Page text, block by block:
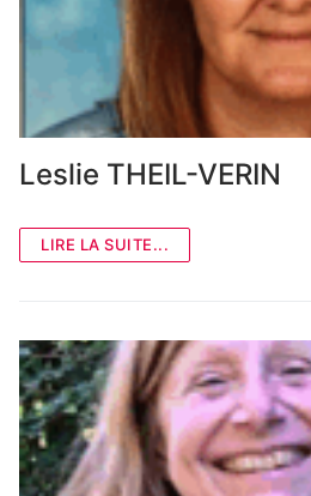
Leslie THEIL-VERIN
LIRE LA SUITE...